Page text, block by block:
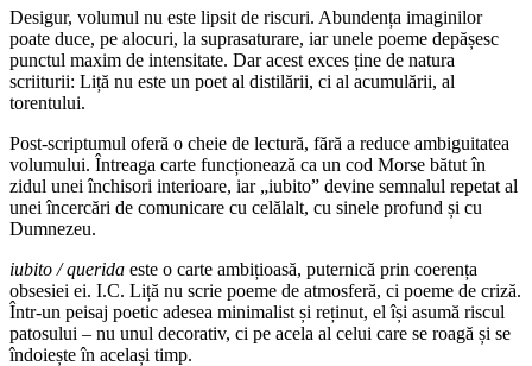
Desigur, volumul nu este lipsit de riscuri. Abundența imaginilor
poate duce, pe alocuri, la suprasaturare, iar unele poeme depășesc
punctul maxim de intensitate. Dar acest exces ține de natura
scriiturii: Liță nu este un poet al distilării, ci al acumulării, al
torentului.
Post-scriptumul oferă o cheie de lectură, fără a reduce ambiguitatea
volumului. Întreaga carte funcționează ca un cod Morse bătut în
zidul unei închisori interioare, iar „iubito” devine semnalul repetat al
unei încercări de comunicare cu celălalt, cu sinele profund și cu
Dumnezeu.
iubito / querida este o carte ambițioasă, puternică prin coerența
obsesiei ei. I.C. Liță nu scrie poeme de atmosferă, ci poeme de criză.
Într-un peisaj poetic adesea minimalist și reținut, el își asumă riscul
patosului – nu unul decorativ, ci pe acela al celui care se roagă și se
îndoiește în același timp.